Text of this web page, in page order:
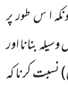
ا س طور پر
بنانا اور
نسبت کرنا کہ